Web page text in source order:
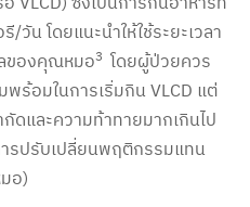
น โดยแนะนำให้ใช้ระยะเวลา
ของคุณหมอ3 โดยผู้ป่วยควร
ร้อมในการเริ่มกิน VLCD แต่
ดและความท้าทายมากเกินไป
รปรับเปลี่ยนพฤติกรรมแทน
อ)